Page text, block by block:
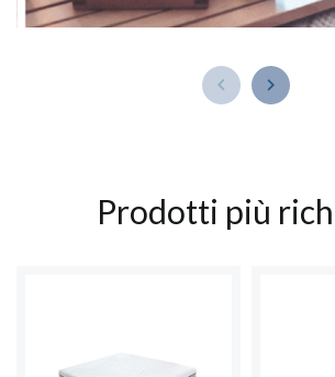
 
Prodotti più